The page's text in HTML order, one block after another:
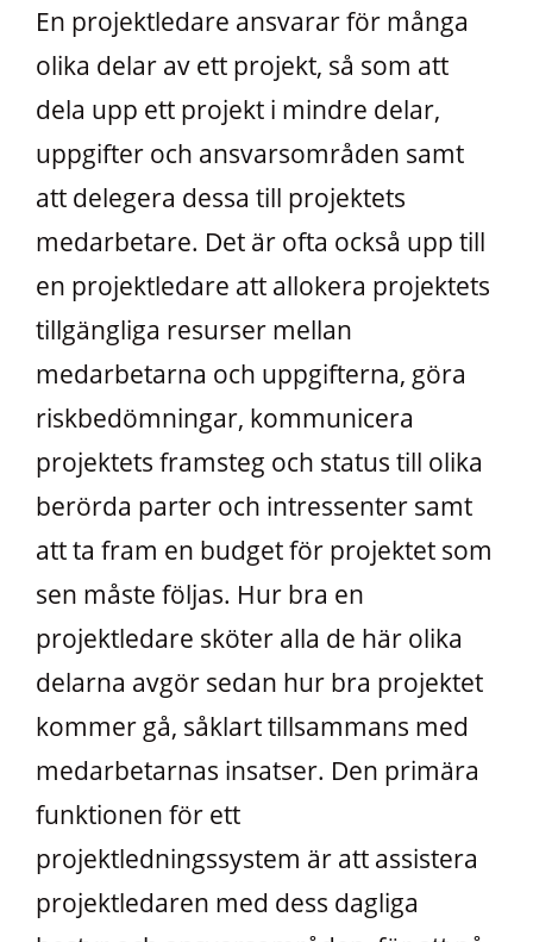
En projektledare ansvarar för många
olika delar av ett projekt, så som att
dela upp ett projekt i mindre delar,
uppgifter och ansvarsområden samt
att delegera dessa till projektets
medarbetare. Det är ofta också upp till
en projektledare att allokera projektets
tillgängliga resurser mellan
medarbetarna och uppgifterna, göra
riskbedömningar, kommunicera
projektets framsteg och status till olika
berörda parter och intressenter samt
att ta fram en budget för projektet som
sen måste följas. Hur bra en
projektledare sköter alla de här olika
delarna avgör sedan hur bra projektet
kommer gå, såklart tillsammans med
medarbetarnas insatser. Den primära
funktionen för ett
projektledningssystem är att assistera
projektledaren med dess dagliga